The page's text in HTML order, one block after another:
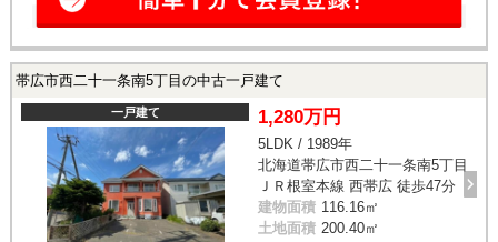
帯広市西二十一条南5丁目の中古一戸建て
一戸建て 1,280万円
5LDK / 1989年
北海道帯広市西二十一条南5丁目
ＪＲ根室本線 西帯広 徒歩47分
建物面積 116.16㎡
土地面積 200.40㎡